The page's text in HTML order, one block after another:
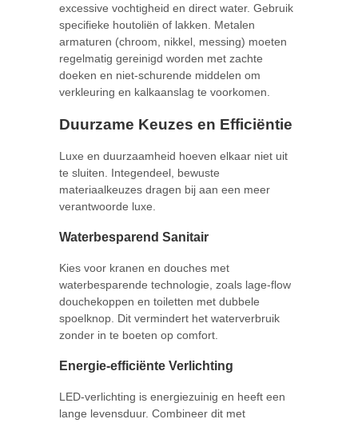
excessive vochtigheid en direct water. Gebruik
specifieke houtoliën of lakken. Metalen
armaturen (chroom, nikkel, messing) moeten
regelmatig gereinigd worden met zachte
doeken en niet-schurende middelen om
verkleuring en kalkaanslag te voorkomen.
Duurzame Keuzes en Efficiëntie
Luxe en duurzaamheid hoeven elkaar niet uit
te sluiten. Integendeel, bewuste
materiaalkeuzes dragen bij aan een meer
verantwoorde luxe.
Waterbesparend Sanitair
Kies voor kranen en douches met
waterbesparende technologie, zoals lage-flow
douchekoppen en toiletten met dubbele
spoelknop. Dit vermindert het waterverbruik
zonder in te boeten op comfort.
Energie-efficiënte Verlichting
LED-verlichting is energiezuinig en heeft een
lange levensduur. Combineer dit met